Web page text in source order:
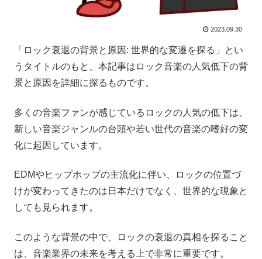
2023.09.30
「ロック衰退の背景と原因: 世界的な変遷を探る」とい
うタイトルのもと、本記事はロック音楽の人気低下の背
景と原因を詳細に探るものです。
多くの音楽ファンが感じているロックの人気の低下は、
新しい音楽ジャンルの台頭や若い世代の音楽の嗜好の変
化に起因しています。
EDMやヒップホップの主流化に伴い、ロックの位置づ
けが変わってきたのは日本だけでなく、世界的な現象と
しても見られます。
このような背景の中で、ロックの衰退の真相を探ること
は、音楽業界の未来を考える上で非常に重要です。